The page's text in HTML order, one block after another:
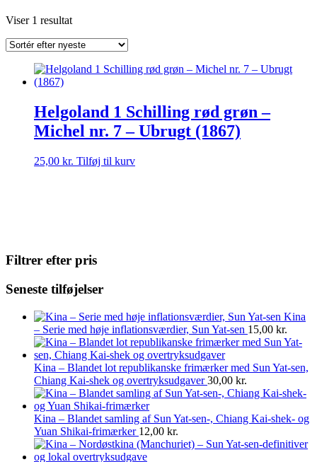
Viser 1 resultat
Helgoland 1 Schilling rød grøn –
Michel nr. 7 – Ubrugt (1867)
25,00 kr. Tilføj til kurv
Filtrer efter pris
Seneste tilføjelser
Kina
– Serie med høje inflationsværdier, Sun Yat-sen 15,00 kr.
Kina – Blandet lot republikanske frimærker med Sun Yat-sen,
Chiang Kai-shek og overtryksudgaver 30,00 kr.
Kina – Blandet samling af Sun Yat-sen-, Chiang Kai-shek- og
Yuan Shikai-frimærker 12,00 kr.